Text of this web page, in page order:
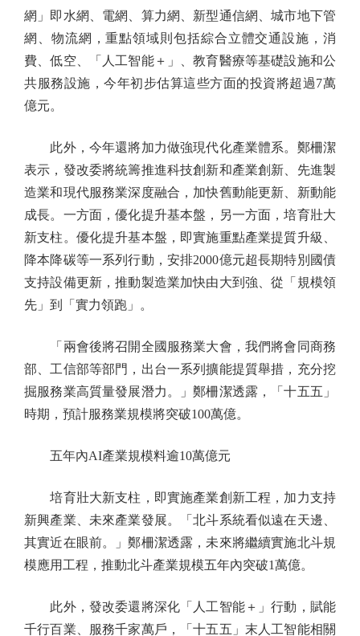
網」即水網、電網、算力網、新型通信網、城市地下管
網、物流網，重點領域則包括綜合立體交通設施，消
費、低空、「人工智能＋」、教育醫療等基礎設施和公
共服務設施，今年初步估算這些方面的投資將超過7萬
億元。
此外，今年還將加力做強現代化產業體系。鄭柵潔
表示，發改委將統籌推進科技創新和產業創新、先進製
造業和現代服務業深度融合，加快舊動能更新、新動能
成長。一方面，優化提升基本盤，另一方面，培育壯大
新支柱。優化提升基本盤，即實施重點產業提質升級、
降本降碳等一系列行動，安排2000億元超長期特別國債
支持設備更新，推動製造業加快由大到強、從「規模領
先」到「實力領跑」。
「兩會後將召開全國服務業大會，我們將會同商務
部、工信部等部門，出台一系列擴能提質舉措，充分挖
掘服務業高質量發展潛力。」鄭柵潔透露，「十五五」
時期，預計服務業規模將突破100萬億。
五年內AI產業規模料逾10萬億元
培育壯大新支柱，即實施產業創新工程，加力支持
新興產業、未來產業發展。「北斗系統看似遠在天邊、
其實近在眼前。」鄭柵潔透露，未來將繼續實施北斗規
模應用工程，推動北斗產業規模五年內突破1萬億。
此外，發改委還將深化「人工智能＋」行動，賦能
千行百業、服務千家萬戶，「十五五」末人工智能相關